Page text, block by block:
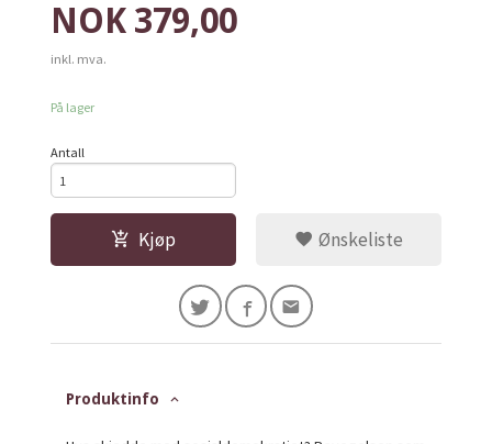
Pris
NOK 379,00
inkl. mva.
På lager
Antall
Kjøp Ønskeliste
Produktinfo